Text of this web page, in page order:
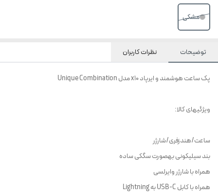
مشکی
توضیحات نظرات کاربران
پک ساعت هوشمند و ایرپاد x10 مدل Unique Combination
ویژگیهای کالا:
ساعت/هندزفری/شارژر
بند سیلیکونی بهصورت سگکی ساده
همراه با شارژر وایرلسی
همراه با کابل USB-C به Lightning